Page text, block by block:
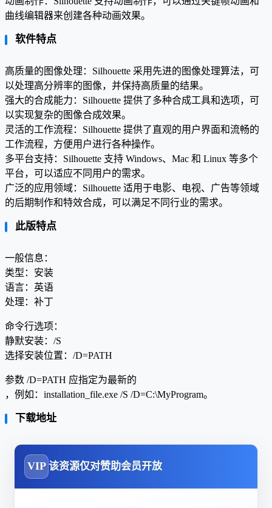
曲线编辑器来创建各种动画效果。
软件特点
高质量的图像处理：Silhouette 采用先进的图像处理算法，可
以处理高分辨率的图像，并保持高质量的结果。
强大的合成能力：Silhouette 提供了多种合成工具和选项，可
以实现复杂的图像合成效果。
灵活的工作流程：Silhouette 提供了直观的用户界面和流畅的
工作流程，方便用户进行各种操作。
多平台支持：Silhouette 支持 Windows、Mac 和 Linux 等多个
平台，可以适应不同用户的需求。
广泛的应用领域：Silhouette 适用于电影、电视、广告等领域
的后期制作和特效合成，可以满足不同行业的需求。
此版特点
一般信息：
类型：安装
语言：英语
处理：补丁
命令行选项：
静默安装：/S
选择安装位置：/D=PATH
参数 /D=PATH 应指定为最新的
，例如：installation_file.exe /S /D=C:\MyProgram。
下载地址
VIP 该资源仅对赞助会员开放